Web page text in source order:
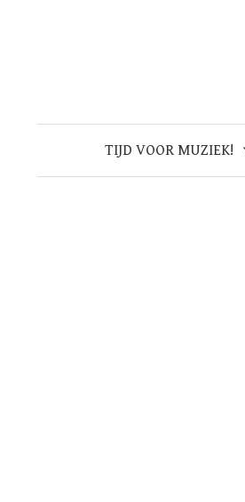
TIJD VOOR MUZIEK!